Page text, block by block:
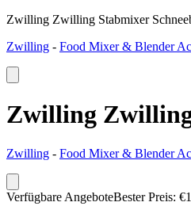
Zwilling Zwilling Stabmixer
Zwilling - Food Mixer & Blender
Zwilling Zwilling
Zwilling - Food Mixer & Blender
Verfügbare AngeboteBester Preis: €